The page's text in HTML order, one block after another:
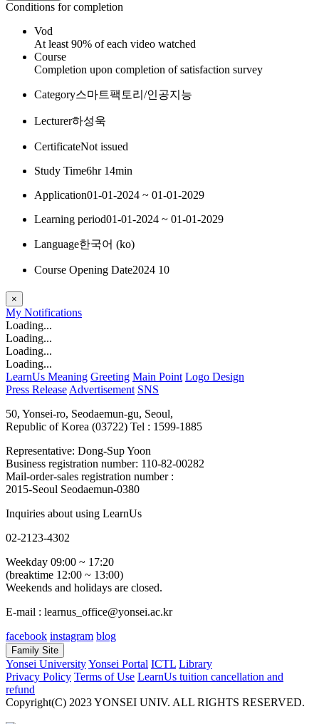
Conditions for completion
Vod
At least 90% of each video watched
Course
Completion upon completion of satisfaction survey
Category스마트팩토리/인공지능
Lecturer하성욱
CertificateNot issued
Study Time6hr 14min
Application01-01-2024 ~ 01-01-2029
Learning period01-01-2024 ~ 01-01-2029
Language한국어 ‎(ko)‎
Course Opening Date2024 10
×
My Notifications
Loading...
Loading...
Loading...
Loading...
LearnUs Meaning Greeting Main Point Logo Design
Press Release Advertisement SNS
50, Yonsei-ro, Seodaemun-gu, Seoul,
Republic of Korea (03722) Tel : 1599-1885
Representative: Dong-Sup Yoon
Business registration number: 110-82-00282
Mail-order-sales registration number :
2015-Seoul Seodaemun-0380
Inquiries about using LearnUs
02-2123-4302
Weekday 09:00 ~ 17:20
(breaktime 12:00 ~ 13:00)
Weekends and holidays are closed.
E-mail : learnus_office@yonsei.ac.kr
facebook instagram blog
Family Site
Yonsei UniversityYonsei Portal ICTL Library
Privacy Policy Terms of Use LearnUs tuition cancellation and
refund
Copyright(C) 2023 YONSEI UNIV. ALL RIGHTS RESERVED.